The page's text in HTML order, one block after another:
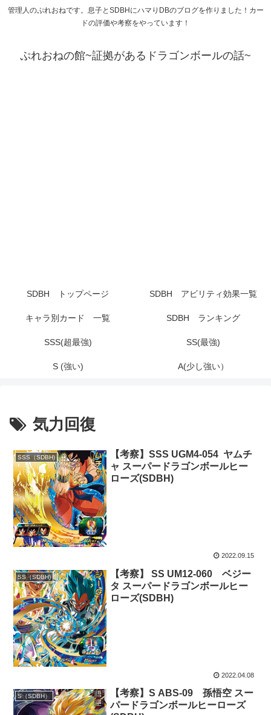
管理人のぷれおねです。息子とSDBHにハマりDBのブログを作りました！カー
ドの評価や考察をやっています！
ぷれおねの館~証拠があるドラゴンボールの話~
SDBH トップページ SDBH アビリティ効果一覧
キャラ別カード 一覧 SDBH ランキング
SSS(超最強) SS(最強)
S (強い) A(少し強い）
気力回復
SSS（SDBH)
【考察】SSS UGM4-054 ヤムチ
ャ スーパードラゴンボールヒー
ローズ(SDBH)
2022.09.15
SS（SDBH)
【考察】 SS UM12-060 ベジー
タ スーパードラゴンボールヒー
ローズ(SDBH)
2022.04.08
S（SDBH）
【考察】S ABS-09 孫悟空 スー
パードラゴンボールヒーローズ